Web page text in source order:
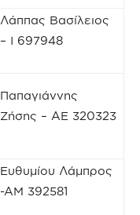
Λάππας Βασίλειος
– Ι 697948
Παπαγιάννης
Ζήσης – ΑΕ 320323
Ευθυμίου Λάμπρος
-ΑΜ 392581